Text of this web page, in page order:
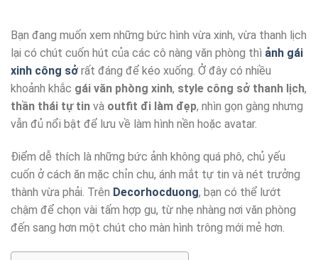
Bạn đang muốn xem những bức hình vừa xinh, vừa thanh lịch
lại có chút cuốn hút của các cô nàng văn phòng thì ảnh gái
xinh công sở rất đáng để kéo xuống. Ở đây có nhiều
khoảnh khắc gái văn phòng xinh, style công sở thanh lịch,
thần thái tự tin và outfit đi làm đẹp, nhìn gọn gàng nhưng
vẫn đủ nổi bật để lưu về làm hình nền hoặc avatar.
Điểm dễ thích là những bức ảnh không quá phô, chủ yếu
cuốn ở cách ăn mặc chỉn chu, ánh mắt tự tin và nét trưởng
thành vừa phải. Trên Decorhocduong, bạn có thể lướt
chậm để chọn vài tấm hợp gu, từ nhẹ nhàng nơi văn phòng
đến sang hơn một chút cho màn hình trông mới mẻ hơn.